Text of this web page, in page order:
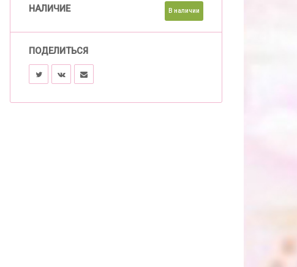
НАЛИЧИЕ В наличии
ПОДЕЛИТЬСЯ